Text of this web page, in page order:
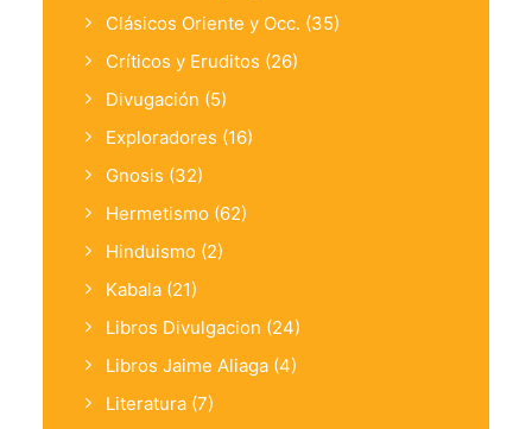
Clásicos Oriente y Occ. (35)
Críticos y Eruditos (26)
Divugación (5)
Exploradores (16)
Gnosis (32)
Hermetismo (62)
Hinduismo (2)
Kabala (21)
Libros Divulgacion (24)
Libros Jaime Aliaga (4)
Literatura (7)